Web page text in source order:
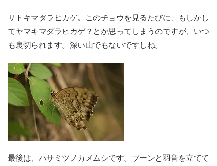
サトキマダラヒカゲ。このチョウを見るたびに、もしかし
てヤマキマダラヒカゲ？とか思ってしまうのですが、いつ
も裏切られます。深い山でもないですしね。
最後は、ハサミツノカメムシです。ブーンと羽音を立てて